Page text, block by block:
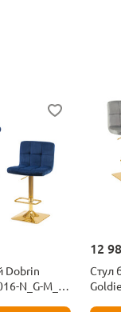
Dobrin
N_G-M_V-
12
Стул